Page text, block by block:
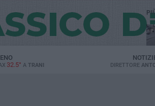
32.5° A TRANI DIRETTORE